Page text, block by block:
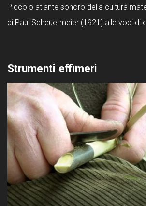
Piccolo atlante sonoro della cultura
di Paul Scheuermeier (1921) alle voci di
Strumenti effimeri